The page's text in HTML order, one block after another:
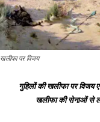
खलीफा पर विजय
गुहिलों की खलीफा पर विजय
खलीफा की सेनाओं से